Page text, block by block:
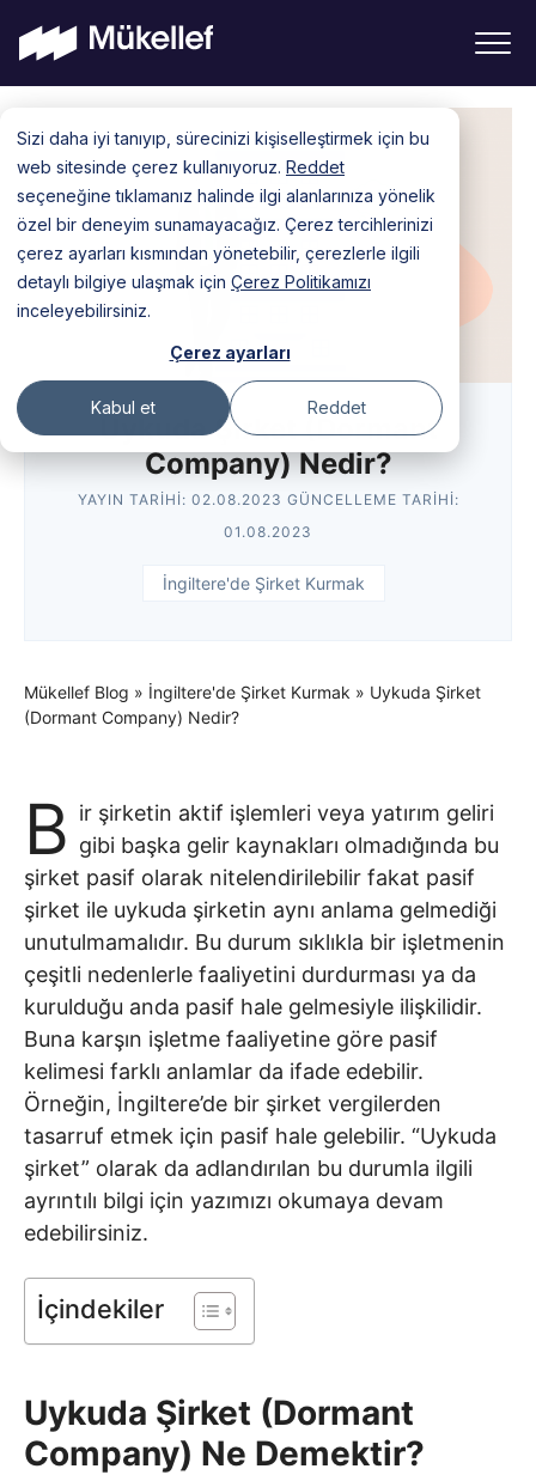
Sizi daha iyi tanıyıp, sürecinizi kişiselleştirmek için bu
web sitesinde çerez kullanıyoruz. Reddet
seçeneğine tıklamanız halinde ilgi alanlarınıza yönelik
özel bir deneyim sunamayacağız. Çerez tercihlerinizi
çerez ayarları kısmından yönetebilir, çerezlerle ilgili
detaylı bilgiye ulaşmak için Çerez Politikamızı
inceleyebilirsiniz.
Çerez ayarları
Kabul et Reddet
content
Uykuda Şirket (Dormant
Company) Nedir?
YAYIN TARIHI: 02.08.2023 GÜNCELLEME TARIHI:
01.08.2023
İngiltere'de Şirket Kurmak
Mükellef Blog » İngiltere'de Şirket Kurmak » Uykuda Şirket
(Dormant Company) Nedir?
B ir şirketin aktif işlemleri veya yatırım geliri
gibi başka gelir kaynakları olmadığında bu
şirket pasif olarak nitelendirilebilir fakat pasif
şirket ile uykuda şirketin aynı anlama gelmediği
unutulmamalıdır. Bu durum sıklıkla bir işletmenin
çeşitli nedenlerle faaliyetini durdurması ya da
kurulduğu anda pasif hale gelmesiyle ilişkilidir.
Buna karşın işletme faaliyetine göre pasif
kelimesi farklı anlamlar da ifade edebilir.
Örneğin, İngiltere’de bir şirket vergilerden
tasarruf etmek için pasif hale gelebilir. “Uykuda
şirket” olarak da adlandırılan bu durumla ilgili
ayrıntılı bilgi için yazımızı okumaya devam
edebilirsiniz.
İçindekiler
Uykuda Şirket (Dormant
Company) Ne Demektir?